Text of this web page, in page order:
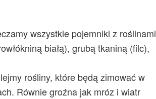
wszystkie pojemniki z roślinami
białą), grubą tkaniną (filc),
rośliny, które będą zimować w
Równie groźna jak mróz i wiatr